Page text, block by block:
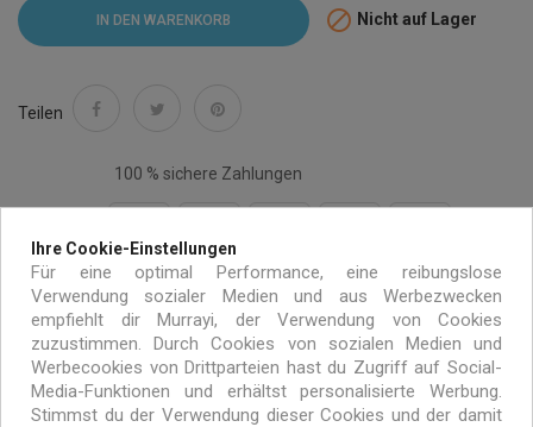
IN DEN WARENKORB  Nicht auf Lager
Teilen
100 % sichere Zahlungen
Kostenloser Versand auf alle Bestellungen über 99€
innerhalb von Europa
Handgemacht mit umweltfreundlichen Materialien
Ihre Cookie-Einstellungen
Für eine optimal Performance, eine reibungslose
Verwendung sozialer Medien und aus Werbezwecken
empfiehlt dir Murrayi, der Verwendung von Cookies
zuzustimmen. Durch Cookies von sozialen Medien und
Werbecookies von Drittparteien hast du Zugriff auf Social-
Media-Funktionen und erhältst personalisierte Werbung.
Stimmst du der Verwendung dieser Cookies und der damit